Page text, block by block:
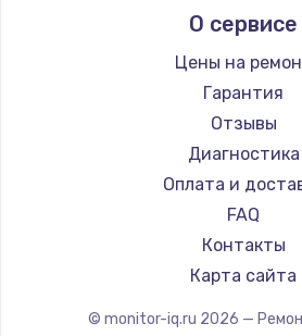
Thunderobot
Hisense
АОС
Ardor
Machenike
iru
Titan Army
iFFALCON
Dahua
О сервисе
Цены на
Гарантия
Отзывы
Диагностика
Оплата и
FAQ
Контакты
Карта сайта
© monitor-iq.ru 2026 —